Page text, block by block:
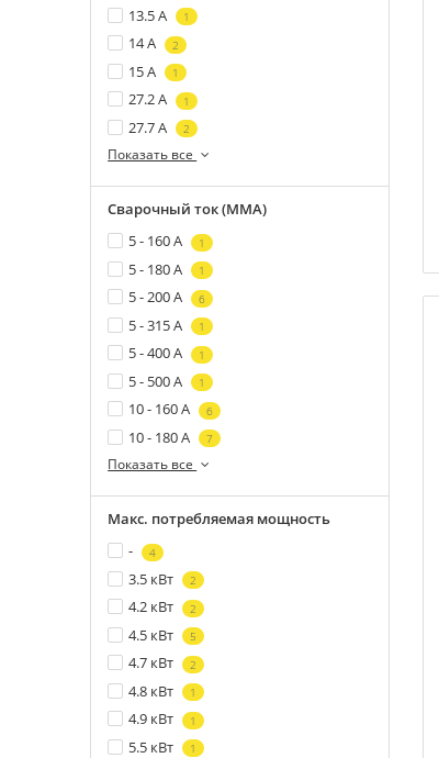
13.5 А 1
14 А 2
15 А 1
27.2 А 1
27.7 А 2
Показать все
Сварочный ток (MMA)
5 - 160 А
1
5 - 180 А 1
5 - 200 А 6
5 - 315 А 1
5 - 400 А 1
5 - 500 А 1
10 - 160 А 6
10 - 180 А 7
Показать все
Макс. потребляемая мощность
-
4
3.5 кВт 2
4.2 кВт 2
4.5 кВт 5
4.7 кВт 2
4.8 кВт 1
4.9 кВт 1
5.5 кВт 1